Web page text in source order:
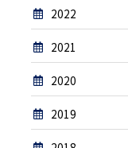
2022
2021
2020
2019